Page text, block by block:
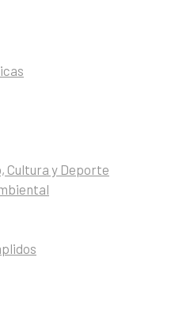
Cultura y Deporte